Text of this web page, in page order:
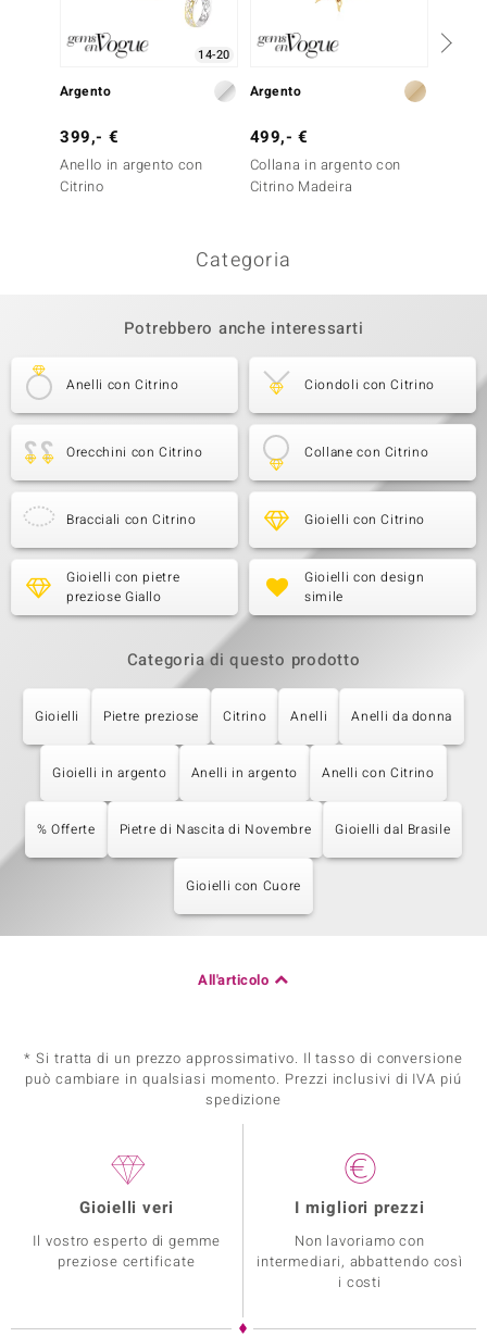
14-20
Argento
399,- €
Anello in argento con
Citrino
Argento
499,- €
Collana in argento con
Citrino Madeira
Categoria
Potrebbero anche interessarti
Anelli con Citrino Ciondoli con Citrino
Orecchini con Citrino Collane con Citrino
Bracciali con Citrino Gioielli con Citrino
Gioielli con pietre
preziose Giallo
Gioielli con design
simile
Categoria di questo prodotto
Gioielli Pietre preziose Citrino Anelli Anelli da donna
Gioielli in argento Anelli in argento Anelli con Citrino
% Offerte Pietre di Nascita di Novembre Gioielli dal Brasile
Gioielli con Cuore
All'articolo
* Si tratta di un prezzo approssimativo. Il tasso di conversione
può cambiare in qualsiasi momento. Prezzi inclusivi di IVA piú
spedizione
Gioielli veri
Il vostro esperto di gemme
preziose certificate
I migliori prezzi
Non lavoriamo con
intermediari, abbattendo così
i costi